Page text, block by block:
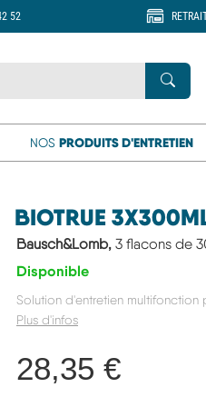
52
NOS PRODUITS D'ENTRETIEN
BIOTRUE
Bausch&Lomb, 3 flacons de
Disponible
Solution d'entretien multifonction
Plus d'infos
28,35 €